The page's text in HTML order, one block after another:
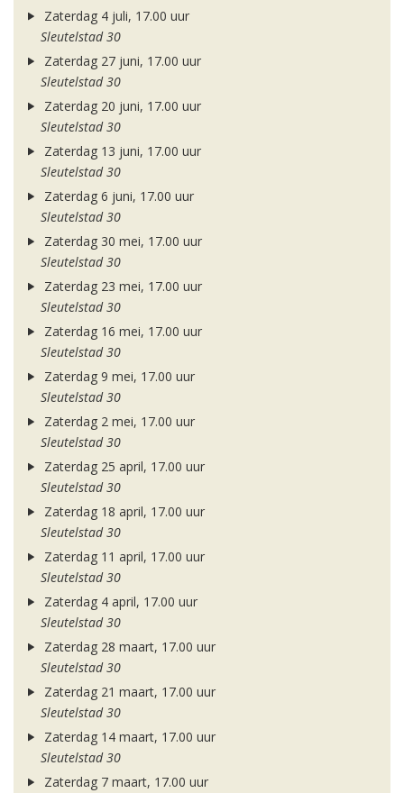
Zaterdag 4 juli, 17.00 uur
Sleutelstad 30
Zaterdag 27 juni, 17.00 uur
Sleutelstad 30
Zaterdag 20 juni, 17.00 uur
Sleutelstad 30
Zaterdag 13 juni, 17.00 uur
Sleutelstad 30
Zaterdag 6 juni, 17.00 uur
Sleutelstad 30
Zaterdag 30 mei, 17.00 uur
Sleutelstad 30
Zaterdag 23 mei, 17.00 uur
Sleutelstad 30
Zaterdag 16 mei, 17.00 uur
Sleutelstad 30
Zaterdag 9 mei, 17.00 uur
Sleutelstad 30
Zaterdag 2 mei, 17.00 uur
Sleutelstad 30
Zaterdag 25 april, 17.00 uur
Sleutelstad 30
Zaterdag 18 april, 17.00 uur
Sleutelstad 30
Zaterdag 11 april, 17.00 uur
Sleutelstad 30
Zaterdag 4 april, 17.00 uur
Sleutelstad 30
Zaterdag 28 maart, 17.00 uur
Sleutelstad 30
Zaterdag 21 maart, 17.00 uur
Sleutelstad 30
Zaterdag 14 maart, 17.00 uur
Sleutelstad 30
Zaterdag 7 maart, 17.00 uur